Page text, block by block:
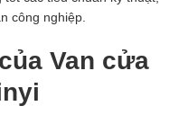
công nghiệp.
Van cửa